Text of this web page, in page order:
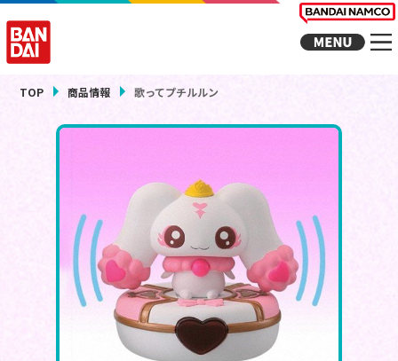
TOP 商品情報 歌ってプチルルン